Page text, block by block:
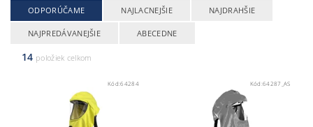
ODPORÚČAME NAJLACNEJŠIE NAJDRAHŠIE
NAJPREDÁVANEJŠIE ABECEDNE
14 položiek celkom
Kód:64284 Kód: 64287_AS